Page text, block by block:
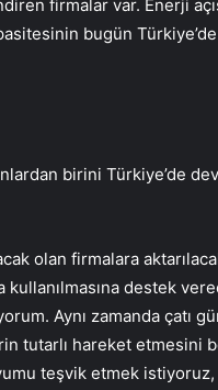
firmalar var. Enerji
bugün Türkiye’de
birini Türkiye’de
olan firmalara
destek
Aynı zamanda çatı
tutarlı hareket etmesini
teşvik etmek